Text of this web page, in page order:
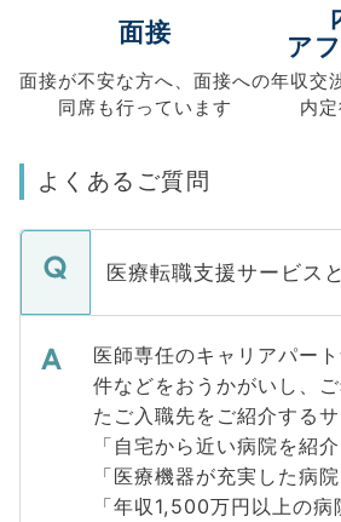
面接
面接が不安な方へ、 面接への
同席も行っています
ア
年収交
内
よくあるご質問
医療転職支援サービス
医師専任のキャリアパー
件などをおうかがいし、
たご入職先をご紹介するサ
「自宅から近い病院を紹
「医療機器が充実した病
「年収1,500万円以上の